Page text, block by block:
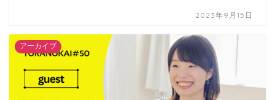
2023年9月15日
アーカイブ